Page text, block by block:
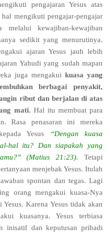
pengajaran Yesus atas
mengikuti pengajar-pengajar
kewajiban-kewajiban
sedikit yang menurutinya.
ajaran Yesus jauh lebih
Yahudi yang sudah mapan
juga mengakui kuasa yang
berbagai penyakit,
ribut dan berjalan di atas
mati. Hal itu membuat para
Rasa penasaran ini mereka
Yesus
“Dengan kuasa
hal itu? Dan siapakah yang
(Matius 21:23).
Tetapi
menjebak Yesus. Itulah
spontan dan tegas. Lagi
orang mengakui kuasa-Nya
Karena Yesus tidak akan
kuasanya. Yesus terbiasa
inisatif dan keputusan pribadi